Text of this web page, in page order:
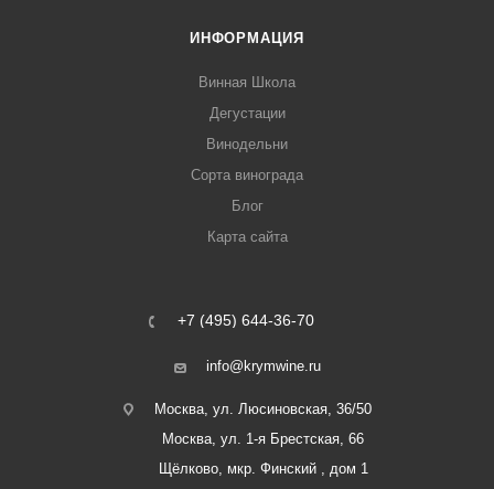
ИНФОРМАЦИЯ
Винная Школа
Дегустации
Винодельни
Сорта винограда
Блог
Карта сайта
+7 (495) 644-36-70
info@krymwine.ru
Москва, ул. Люсиновская, 36/50
Москва, ул. 1-я Брестская, 66
Щёлково, мкр. Финский , дом 1